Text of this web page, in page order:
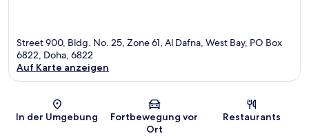
Street 900, Bldg. No. 25, Zone 61, Al Dafna, West Bay, PO Box
6822, Doha, 6822
Auf Karte anzeigen
In der Umgebung
Fortbewegung vor
Ort
Restaurants